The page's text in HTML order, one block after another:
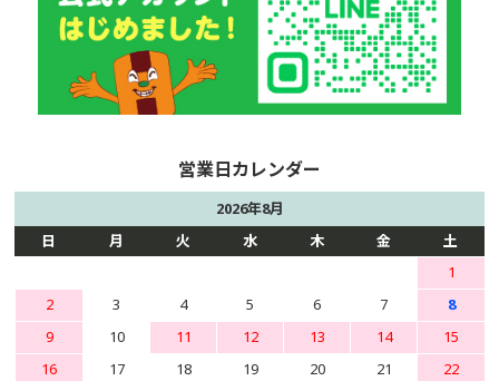
2026年8月
日
月 火 水 木 金
土
1
2
3 4 5 6 7
8
9
10 11 12 13 14
15
16
17 18 19 20 21
22